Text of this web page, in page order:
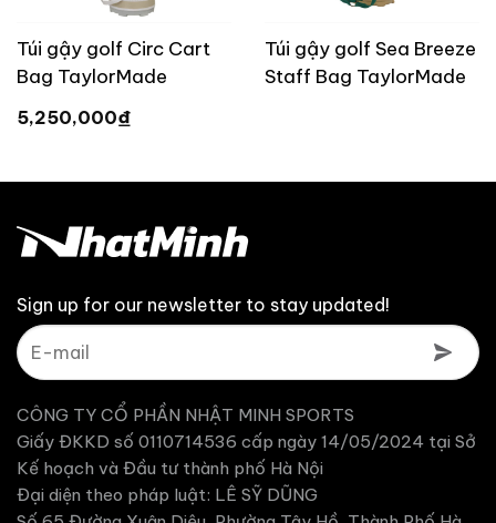
Túi gậy golf Circ Cart
Bag TaylorMade
5,250,000₫
Túi gậy golf Sea Breeze
Staff Bag TaylorMade
Sign up for our newsletter to stay updated!
CÔNG TY CỔ PHẦN NHẬT MINH SPORTS
Giấy ĐKKD số 0110714536 cấp ngày 14/05/2024 tại Sở
Kế hoạch và Đầu tư thành phố Hà Nội
Đại diện theo pháp luật: LÊ SỸ DŨNG